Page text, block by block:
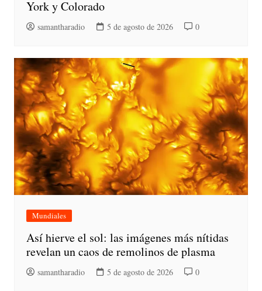
York y Colorado
samantharadio 5 de agosto de 2026 0
Mundiales
Así hierve el sol: las imágenes más nítidas
revelan un caos de remolinos de plasma
samantharadio 5 de agosto de 2026 0